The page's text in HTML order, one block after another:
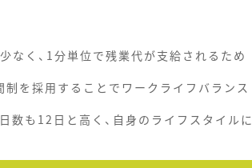
く、1分単位で残業代が支給されるため
を採用することでワークライフバランス
数も12日と高く、自身のライフスタイルに